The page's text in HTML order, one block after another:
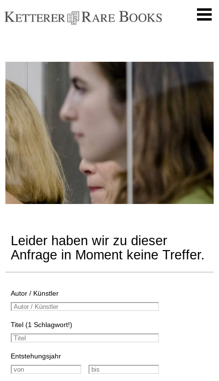
Leider haben wir zu dieser
Anfrage in Moment keine Treffer.
Autor / Künstler
Titel (1 Schlagwort!)
Entstehungsjahr